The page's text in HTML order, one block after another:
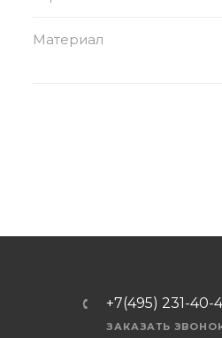
Материал
+7(495) 231-40-
ЗАКАЗАТЬ